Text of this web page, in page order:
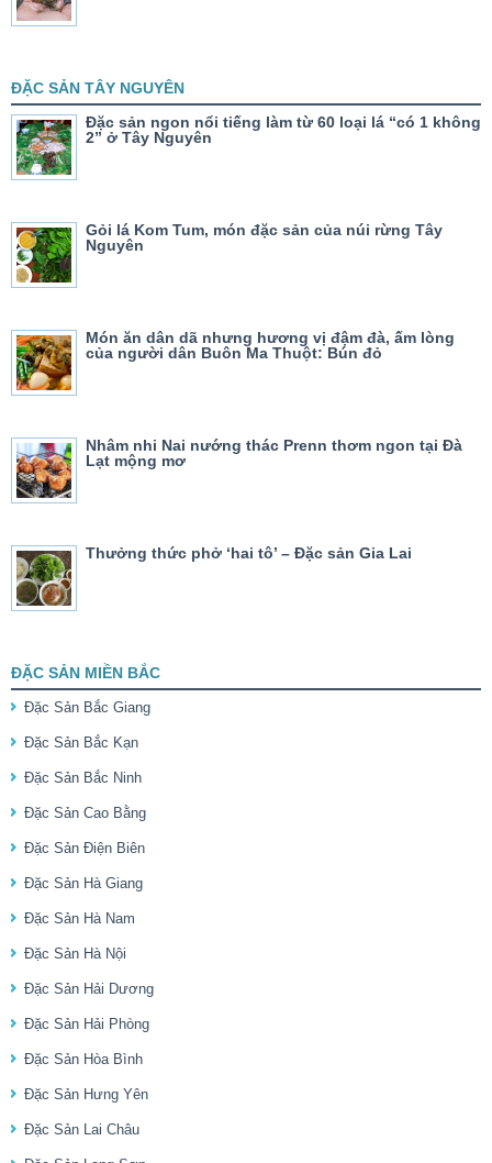
ĐẶC SẢN TÂY NGUYÊN
Đặc sản ngon nổi tiếng làm từ 60 loại lá “có 1 không
2” ở Tây Nguyên
Gỏi lá Kom Tum, món đặc sản của núi rừng Tây
Nguyên
Món ăn dân dã nhưng hương vị đậm đà, ấm lòng
của người dân Buôn Ma Thuột: Bún đỏ
Nhâm nhi Nai nướng thác Prenn thơm ngon tại Đà
Lạt mộng mơ
Thưởng thức phở ‘hai tô’ – Đặc sản Gia Lai
ĐẶC SẢN MIỀN BẮC
Đặc Sản Bắc Giang
Đặc Sản Bắc Kạn
Đặc Sản Bắc Ninh
Đặc Sản Cao Bằng
Đặc Sản Điện Biên
Đặc Sản Hà Giang
Đặc Sản Hà Nam
Đặc Sản Hà Nội
Đặc Sản Hải Dương
Đặc Sản Hải Phòng
Đặc Sản Hòa Bình
Đặc Sản Hưng Yên
Đặc Sản Lai Châu